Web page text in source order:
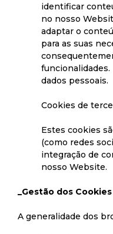
identificar
no nosso
adaptar o
para as suas
dados pessoais.
Cookies de
Estes cookies
(como redes
integração de
nosso Website.
_Gestão dos Cookies
A generalidade dos